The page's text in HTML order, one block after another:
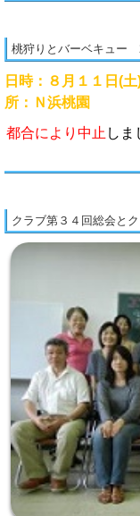
桃狩りとバーベキュー
日時：８月１１日(
所：Ｎ浜桃園
都合により中止 しま
クラブ第３４回総会と